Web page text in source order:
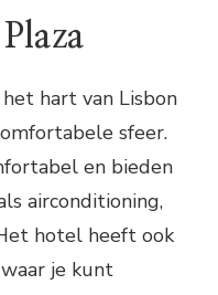
hart van Lisbon
sfeer.
en bieden
airconditioning,
hotel heeft ook
je kunt